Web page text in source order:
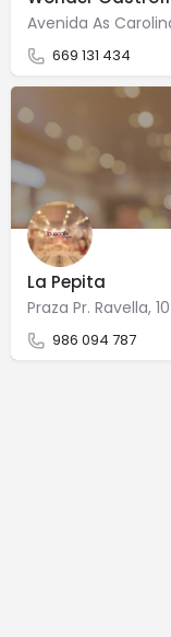
Avenida As
669 131 434
La Pepita
Praza Pr. Ravella,
986 094 787